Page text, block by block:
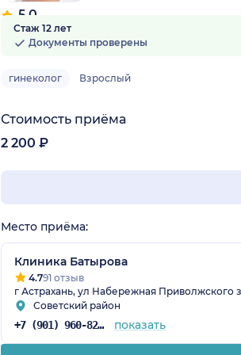
5.0
4 отзыва
Стаж 12 лет
Документы проверены
гинеколог Взрослый
Стоимость приёма
2 200 ₽
Место приёма:
Клиника Батырова
4.791 отзыв
г Астрахань, ул Набережная Приволжского
Советский район
+7 (901) 960-82-53 показать